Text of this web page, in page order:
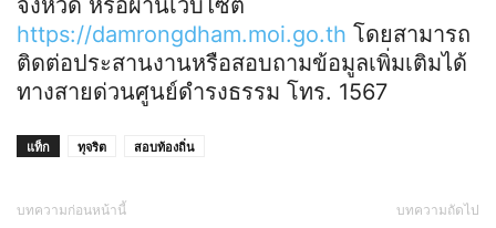
https://damrongdham.moi.go.th โดยสามารถ
ติดต่อประสานงานหรือสอบถามข้อมูลเพิ่มเติมได้
ทางสายด่วนศูนย์ดำรงธรรม โทร. 1567
แท็ก ทุจริต สอบท้องถิ่น
บทความก่อนหน้านี้ บทความถัดไป